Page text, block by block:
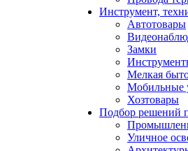
Инструмент,
Автотовары
Замки
Мелкая
Мобильные
Хозтовары
Подбор решений
Уличное